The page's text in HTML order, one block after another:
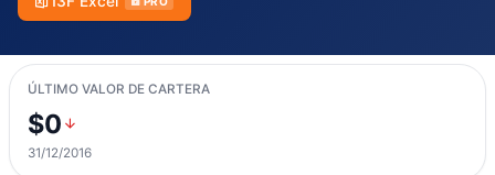
ÚLTIMO VALOR DE CARTERA
$0
31/12/2016